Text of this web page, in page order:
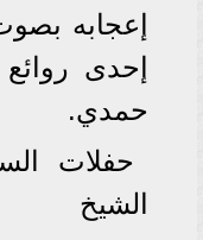
إعجابه
إحدى روائع
حمدي.
حفلات
الشيخ